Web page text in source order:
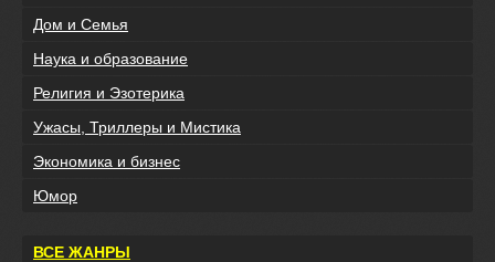
Дом и Семья
Наука и образование
Религия и Эзотерика
Ужасы, Триллеры и Мистика
Экономика и бизнес
Юмор
ВСЕ ЖАНРЫ